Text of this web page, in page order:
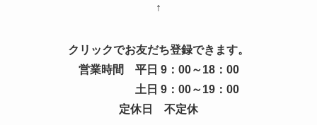
↑
クリックでお友だち登録できます。
営業時間 平日 9：00～18：00
土日 9：00～19：00
定休日 不定休